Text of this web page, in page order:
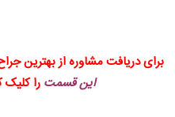
برای دریافت مشاوره از بهترین
این قسمت را کلیک